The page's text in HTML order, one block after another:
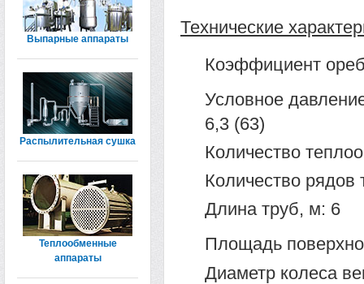
Технические
Коэффициент
Условное
6,3 (63)
Количество
Количество рядов
Длина труб, м: 6
Площадь
Диаметр колеса
Выпарные аппараты
Распылительная сушка
Теплообменные
аппараты